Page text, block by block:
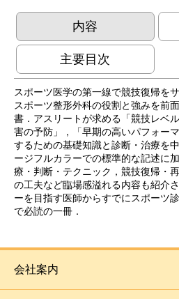
内容
主要目次
スポーツ医学の第一線で競技復帰を
スポーツ整形外科の役割と強みを前
書．アスリートが求める「競技レベ
害の予防」，「早期の高いパフォー
するための基礎知識と診断・治療を
ージフルカラーでの標準的な記述に
療・判断・テクニック，競技復帰・
の工夫など臨場感溢れる内容も紹介
ーを目指す医師からすでにスポーツ
で必読の一冊．
会社案内